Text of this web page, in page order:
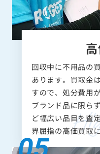
回収中に不用品の
あります。買取金
すので、処分費用
ブランド品に限ら
ど幅広い品目を査
界屈指の高価買取